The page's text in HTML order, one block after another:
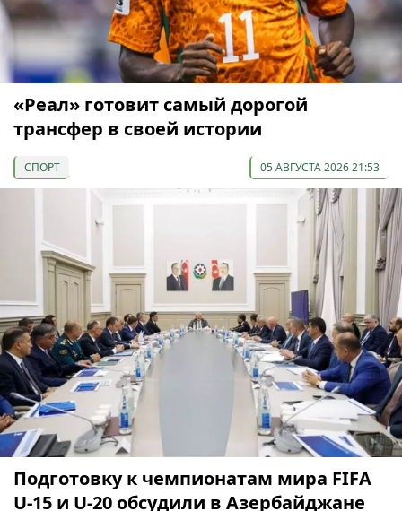
«Реал» готовит самый дорогой
трансфер в своей истории
СПОРТ 05 АВГУСТА 2026 21:53
Подготовку к чемпионатам мира FIFA
U-15 и U-20 обсудили в Азербайджане